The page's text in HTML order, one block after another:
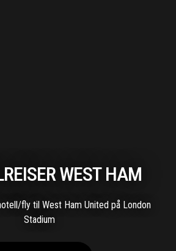
WEST HAM
fly til West Ham United på London
Stadium